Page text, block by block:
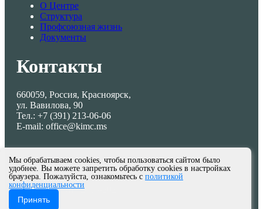
О Центре
Структура
Профсоюзная жизнь
Документы
Контакты
660059, Россия, Красноярск,
ул. Вавилова, 90
Тел.: +7 (391) 213-06-06
E-mail: office@kimc.ms
© МКУ КИМЦ 2013-2026
Мы обрабатываем cookies, чтобы пользоваться сайтом было
удобнее. Вы можете запретить обработку cookies в настройках
браузера. Пожалуйста, ознакомьтесь с политикой
конфиденциальности
Принять